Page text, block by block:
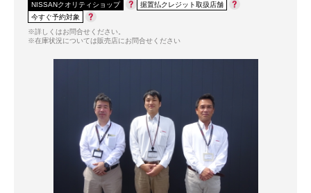
NISSANクオリティショップ
据置払クレジット取扱店舗
今すぐ予約対象
※詳しくはお問合せください。
※在庫状況については販売店にお問合せください